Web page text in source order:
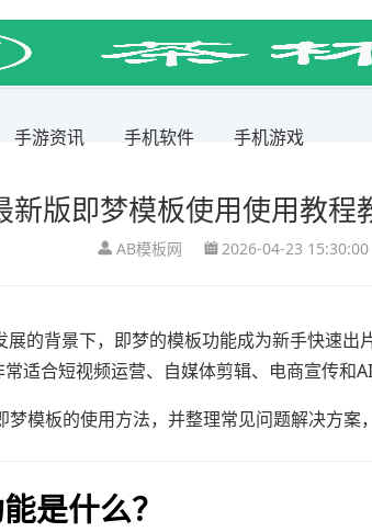
手游资讯 手机软件 手机游戏
新版即梦模板使用使用教程
AB模板网 2026-04-23 15:30:00
的背景下， 即梦的模板功能成为新手快速出
适合短视频运营、自媒体剪辑、电商宣传和AI
模板的使用方法，并整理常见问题解决方案
是什么？